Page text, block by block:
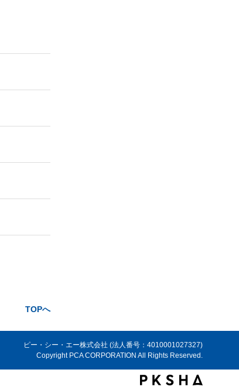
TOPへ
ピー・シー・エー株式会社 (法人番号：4010001027327)
Copyright PCA CORPORATION All Rights Reserved.